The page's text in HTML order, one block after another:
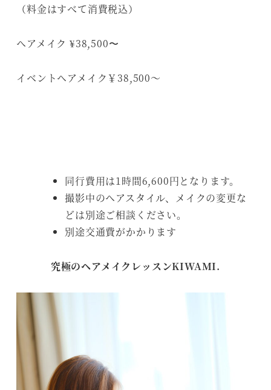
（料金はすべて消費税込）
ヘアメイク ¥38,500〜
イベントヘアメイク￥38,500～
同行費用は1時間6,600円となります。
撮影中のヘアスタイル、メイクの変更な
どは別途ご相談ください。
別途交通費がかかります
究極のヘアメイクレッスンKIWAMI.